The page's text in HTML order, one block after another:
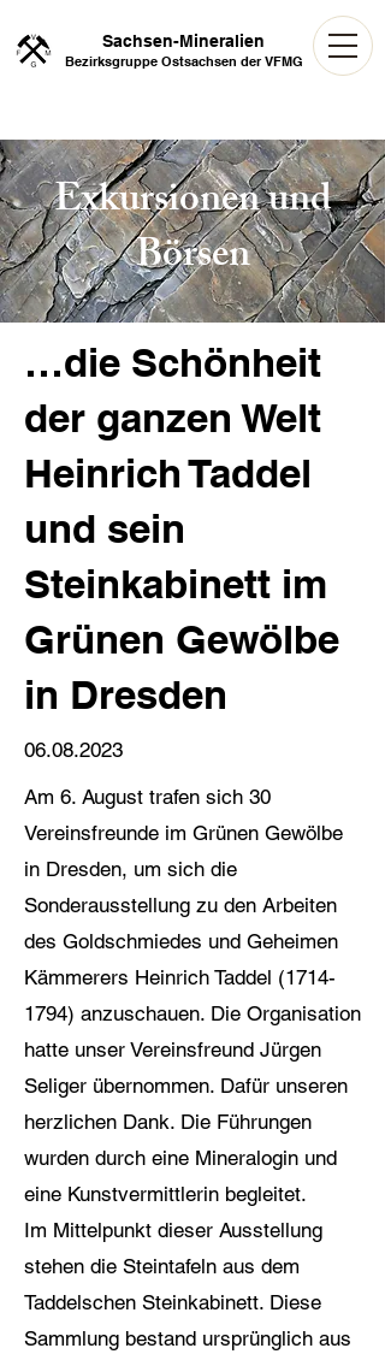
Sachsen-Mineralien
Bezirksgruppe Ostsachsen der VFMG
Exkursionen und
Börsen
…die Schönheit
der ganzen Welt
Heinrich Taddel
und sein
Steinkabinett im
Grünen Gewölbe
in Dresden
06.08.2023
Am 6. August trafen sich 30
Vereinsfreunde im Grünen Gewölbe
in Dresden, um sich die
Sonderausstellung zu den Arbeiten
des Goldschmiedes und Geheimen
Kämmerers Heinrich Taddel (1714-
1794) anzuschauen. Die Organisation
hatte unser Vereinsfreund Jürgen
Seliger übernommen. Dafür unseren
herzlichen Dank. Die Führungen
wurden durch eine Mineralogin und
eine Kunstvermittlerin begleitet.
Im Mittelpunkt dieser Ausstellung
stehen die Steintafeln aus dem
Taddelschen Steinkabinett. Diese
Sammlung bestand ursprünglich aus